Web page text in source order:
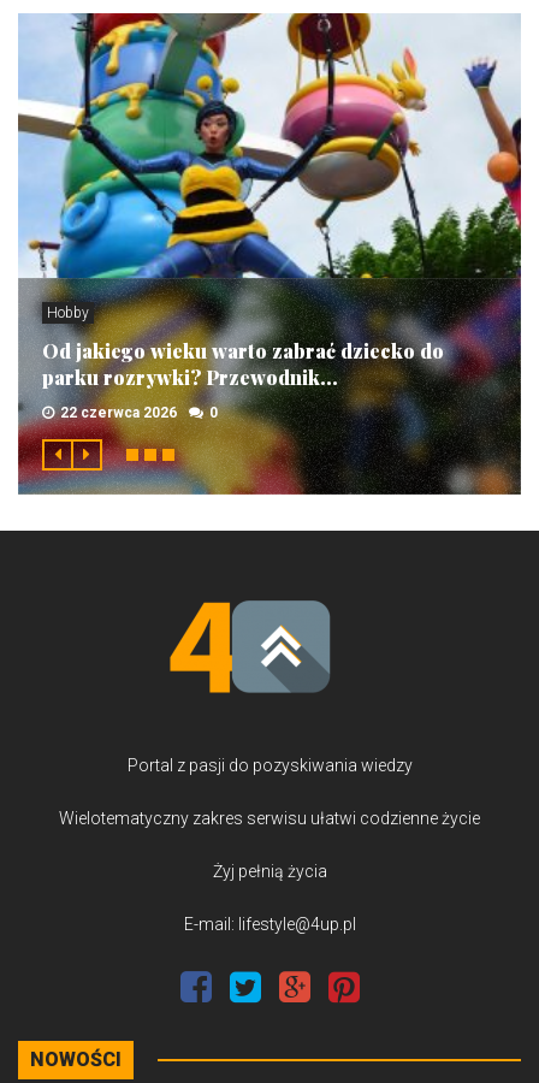
Hobby
Od jakiego wieku warto zabrać dziecko do
parku rozrywki? Przewodnik...
22 czerwca 2026 0
Portal z pasji do pozyskiwania wiedzy
Wielotematyczny zakres serwisu ułatwi codzienne życie
Żyj pełnią życia
E-mail: lifestyle@4up.pl
NOWOŚCI